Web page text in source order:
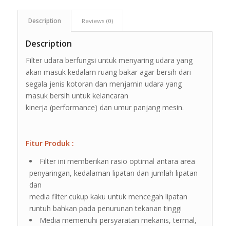
Description Reviews (0)
Description
Filter udara berfungsi untuk menyaring udara yang
akan masuk kedalam ruang bakar agar bersih dari
segala jenis kotoran dan menjamin udara yang
masuk bersih untuk kelancaran
kinerja (performance) dan umur panjang mesin.
Fitur Produk :
Filter ini memberikan rasio optimal antara area
penyaringan, kedalaman lipatan dan jumlah lipatan
dan
media filter cukup kaku untuk mencegah lipatan
runtuh bahkan pada penurunan tekanan tinggi
Media memenuhi persyaratan mekanis, termal,